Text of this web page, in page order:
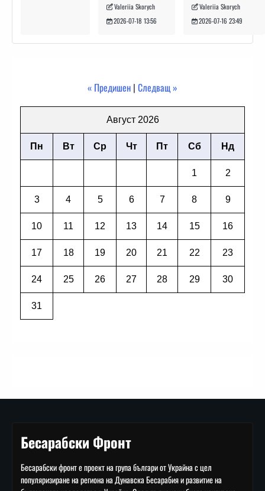
Valeriia Skorych
2026-07-18 13:56
Valeriia Skorych
2026-07-16 23:49
« Предишен | Следващ »
Август 2026
Пн Вт Ср Чт Пт Сб Нд
1 2
3 4 5 6 7 8 9
10 11 12 13 14 15 16
17 18 19 20 21 22 23
24 25 26 27 28 29 30
31
Бесарабски Фронт
Бесарабски фронт е проект на група българи от Украйна с цел
популяризиране на региона на Дунавска Бесарабия и развитие на